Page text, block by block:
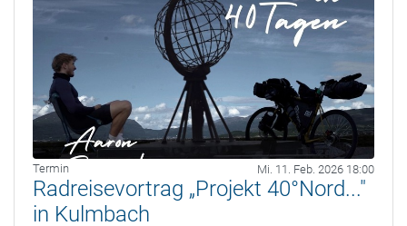
Termin Mi. 11. Feb. 2026 18:00
Radreisevortrag „Projekt 40°Nord..."
in Kulmbach